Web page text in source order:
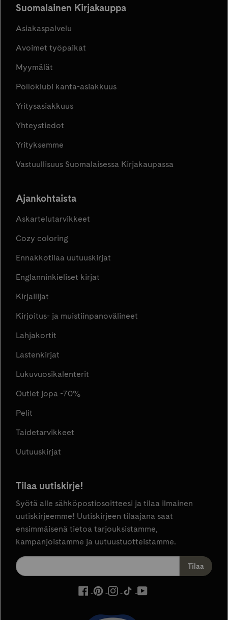
Suomalainen Kirjakauppa
Asiakaspalvelu
Avoimet työpaikat
Myymälät
Pöllöklubi kanta-asiakkuus
Yritysasiakkuus
Yhteystiedot
Yrityksemme
Vastuullisuus Suomalaisessa Kirjakaupassa
Ajankohtaista
Askartelutarvikkeet
Cozy coloring
Ennakkotilaa uutuuskirjat
Englanninkieliset kirjat
Kirjailijat
Kirjoitus- ja muistiinpanovälineet
Lahjakortit
Lastenkirjat
Lukuvuosikalenterit
Outlet jopa -70%
Pelit
Taidetarvikkeet
Uutuuskirjat
Tilaa uutiskirje!
Syötä alle sähköpostiosoitteesi ja tilaa ilmainen
uutiskirjeemme! Uutiskirjeen tilaajana saat
ensimmäisenä tietoa tarjouksistamme,
kampanjoistamme ja uutuustuotteistamme.
ulkoinen
avautuu
ulkoinen
avautuu
ulkoinen
avautuu
ulkoinen